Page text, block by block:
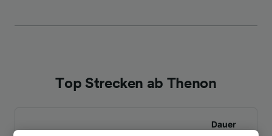
Top Strecken ab Thenon
Dauer